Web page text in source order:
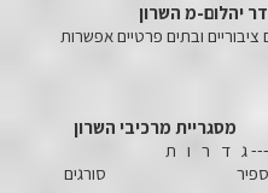
יהלום-מ השרון
ובתים פרטיים אפשרות
מסגריית מרכיבי השרון
----- ג ד ר ו ת
ספיר סורגים